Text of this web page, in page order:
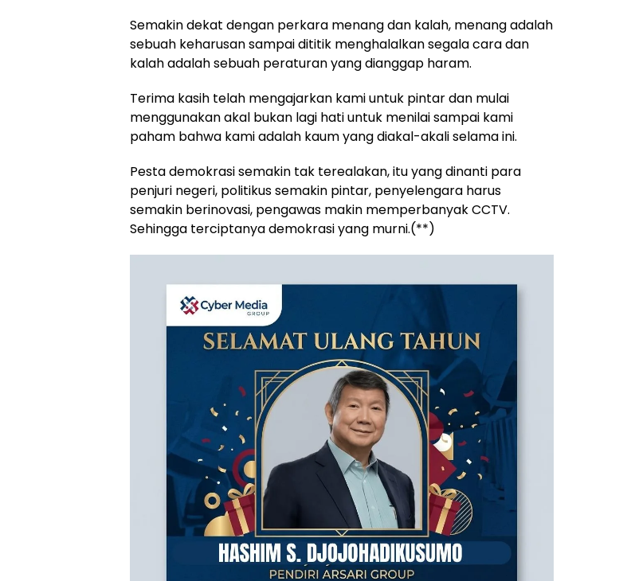
Semakin dekat dengan perkara menang dan kalah, menang adalah
sebuah keharusan sampai dititik menghalalkan segala cara dan
kalah adalah sebuah peraturan yang dianggap haram.
Terima kasih telah mengajarkan kami untuk pintar dan mulai
menggunakan akal bukan lagi hati untuk menilai sampai kami
paham bahwa kami adalah kaum yang diakal-akali selama ini.
Pesta demokrasi semakin tak terealakan, itu yang dinanti para
penjuri negeri, politikus semakin pintar, penyelengara harus
semakin berinovasi, pengawas makin memperbanyak CCTV.
Sehingga terciptanya demokrasi yang murni.(**)